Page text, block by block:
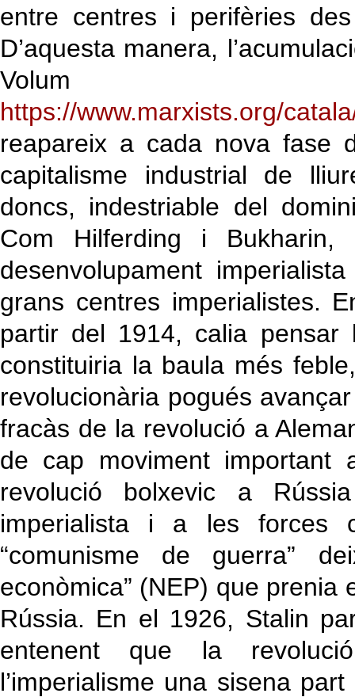
entre centres i perifèries
D’aquesta manera,
Volum
https://www.marxists.org/
reapareix a cada nova fase
capitalisme industrial de
doncs, indestriable del
Com Hilferding i
desenvolupament
grans centres imperialistes.
partir del 1914, calia pensar
constituiria la baula més
revolucionària pogués
fracàs de la revolució a
de cap moviment
revolució bolxevic a
imperialista i a les forces
“comunisme de guerra”
econòmica” (NEP) que
Rússia. En el 1926, Stalin
entenent que la
l’imperialisme una sisena